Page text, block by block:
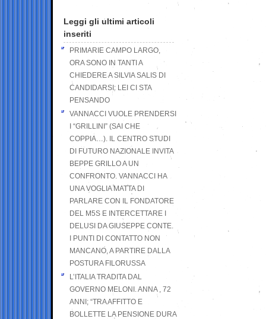
Leggi gli ultimi articoli
inseriti
PRIMARIE CAMPO LARGO,
ORA SONO IN TANTI A
CHIEDERE A SILVIA SALIS DI
CANDIDARSI: LEI CI STA
PENSANDO
VANNACCI VUOLE PRENDERSI
I “GRILLINI” (SAI CHE
COPPIA…). IL CENTRO STUDI
DI FUTURO NAZIONALE INVITA
BEPPE GRILLO A UN
CONFRONTO. VANNACCI HA
UNA VOGLIA MATTA DI
PARLARE CON IL FONDATORE
DEL M5S E INTERCETTARE I
DELUSI DA GIUSEPPE CONTE.
I PUNTI DI CONTATTO NON
MANCANO, A PARTIRE DALLA
POSTURA FILORUSSA
L’ITALIA TRADITA DAL
GOVERNO MELONI. ANNA , 72
ANNI; “TRA AFFITTO E
BOLLETTE LA PENSIONE DURA